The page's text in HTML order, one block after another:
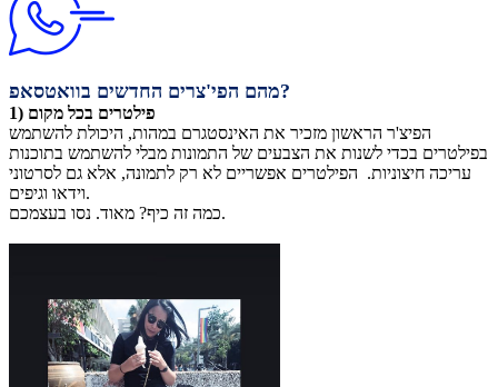
מהם הפי'צרים החדשים בוואטסאפ?
הפיצ'ר הראשון מזכיר את האינסטגרם במהות, היכולת להשתמש
בפילטרים בכדי לשנות את הצבעים של התמונות מבלי להשתמש בתוכנות
עריכה חיצוניות. הפילטרים אפשריים לא רק לתמונה, אלא גם לסרטוני
וידאו וגיפים.
כמה זה כיף? מאוד. נסו בעצמכם.